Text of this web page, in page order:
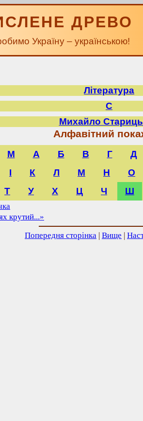
ДРЕВО
Україну – українською!
Література
С
Михайло
Алфавітний
M А Б В Г Д
І
К Л М Н О
Т
У Х Ц Ч Ш
крутий...»
Попередня сторінка | Вище |